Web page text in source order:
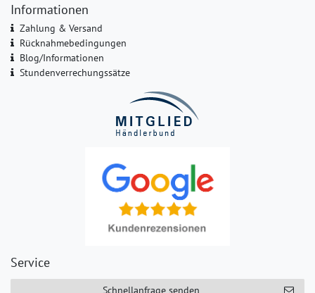
Informationen
Zahlung & Versand
Rücknahmebedingungen
Blog/Informationen
Stundenverrechungssätze
Service
Schnellanfrage senden